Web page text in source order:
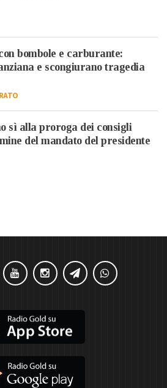
bombole e carburante:
e scongiurano tragedia
sì alla proroga dei consigli
del mandato del presidente